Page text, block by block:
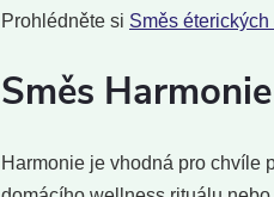
Prohlédněte si Směs
Směs Harmonie
Harmonie je vhodná pro chvíle